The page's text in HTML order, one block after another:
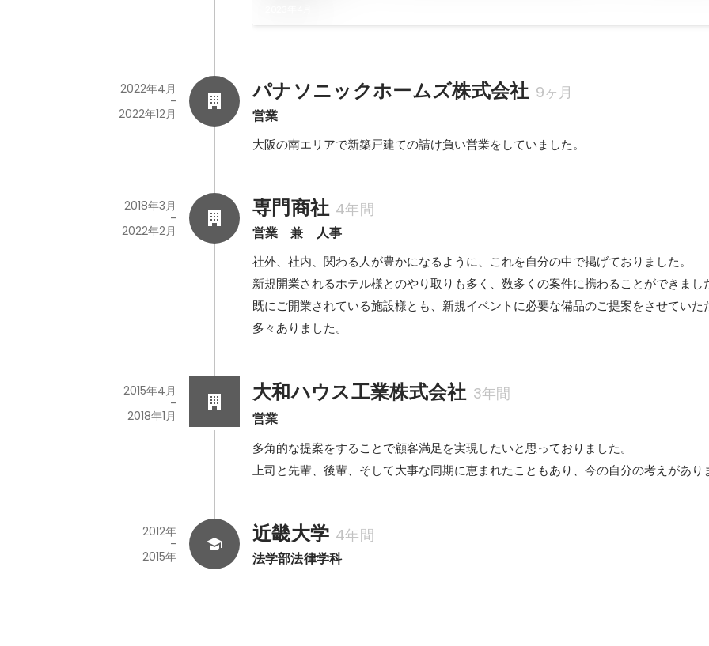
パナソニックホームズ株式会社 9ヶ月
営業
2022年4月
-
2022年12月
大阪の南エリアで新築戸建ての請け負い営業をしていました。
専門商社 4年間
営業　兼　人事
2018年3月
-
2022年2月
社外、社内、関わる人が豊かになるように、これを自分の中で掲げておりました。
新規開業されるホテル様とのやり取りも多く、数多くの案件に携わることができまし
既にご開業されている施設様とも、新規イベントに必要な備品のご提案をさせていた
多々ありました。
大和ハウス工業株式会社 3年間
営業
2015年4月
-
2018年1月
多角的な提案をすることで顧客満足を実現したいと思っておりました。
上司と先輩、後輩、そして大事な同期に恵まれたこともあり、今の自分の考えがあり
近畿大学 4年間
法学部法律学科
2012年
-
2015年